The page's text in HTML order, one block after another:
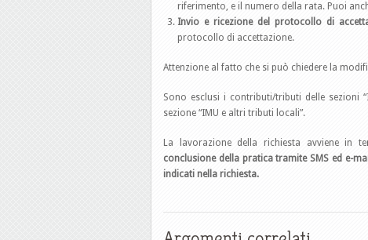
riferimento, e il numero della rata. Puoi
Invio e ricezione del protocollo di
protocollo di accettazione.
Attenzione al fatto che si può chiedere la
Sono esclusi i contributi/tributi delle sezioni
sezione “IMU e altri tributi locali”.
La lavorazione della richiesta avviene in
conclusione della pratica tramite SMS ed e-
indicati nella richiesta.